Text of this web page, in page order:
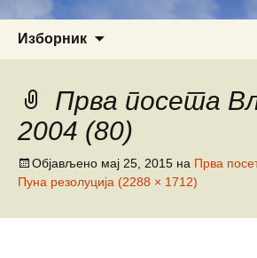
Изборник
Прва посета
2004 (80)
Објављено мај 25, 2015 на Прва
Пуна резолуција (2288 × 1712)